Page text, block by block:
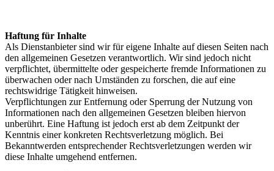
Haftung für Inhalte
Als Dienstanbieter sind wir für eigene Inhalte auf diesen Seiten nach
den allgemeinen Gesetzen verantwortlich. Wir sind jedoch nicht
verpflichtet, übermittelte oder gespeicherte fremde Informationen zu
überwachen oder nach Umständen zu forschen, die auf eine
rechtswidrige Tätigkeit hinweisen.
Verpflichtungen zur Entfernung oder Sperrung der Nutzung von
Informationen nach den allgemeinen Gesetzen bleiben hiervon
unberührt. Eine Haftung ist jedoch erst ab dem Zeitpunkt der
Kenntnis einer konkreten Rechtsverletzung möglich. Bei
Bekanntwerden entsprechender Rechtsverletzungen werden wir
diese Inhalte umgehend entfernen.